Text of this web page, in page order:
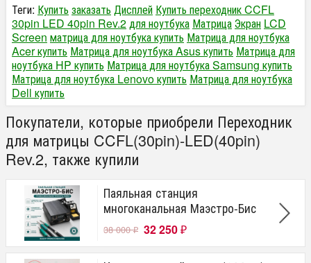
Теги: Купить заказать Дисплей Купить переходник CCFL
30pin LED 40pin Rev.2для ноутбука МатрицаЭкран LCD
Screen матрица для ноутбука купить Матрица для ноутбука
Acer купить Матрица для ноутбука Asus купить Матрица для
ноутбука HP купить Матрица для ноутбука Samsung купить
Матрица для ноутбука Lenovo купить Матрица для ноутбука
Dell купить
Покупатели, которые приобрели Переходник
для матрицы CCFL(30pin)-LED(40pin)
Rev.2, также купили
Паяльная станция
многоканальная Маэстро-Бис
38 000₽ 32 250 ₽